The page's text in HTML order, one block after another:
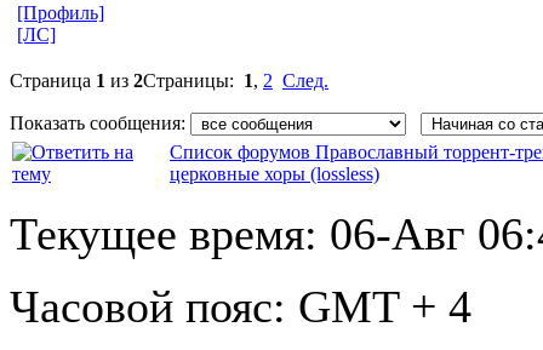
[Профиль]
[ЛС]
Страница 1 из 2Страницы: 1, 2 След.
Показать сообщения:
Список форумов Православный торрент-
церковные хоры (lossless)
Текущее время: 06-Авг
Часовой пояс: GMT + 4